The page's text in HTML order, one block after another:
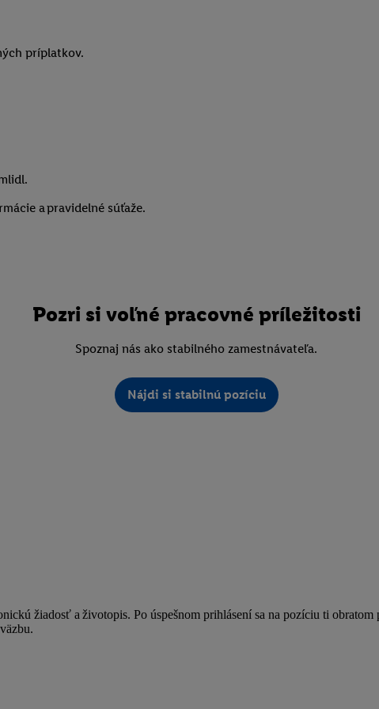
príplatkov.
a pravidelné súťaže.
Pozri si voľné pracovné príležitosti
Spoznaj nás ako stabilného zamestnávateľa.
Nájdi si stabilnú pozíciu
žiadosť a životopis. Po úspešnom prihlásení sa na pozíciu ti